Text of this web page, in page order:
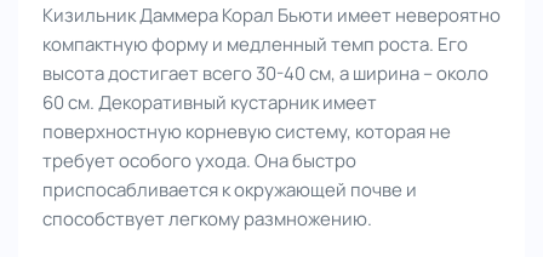
Кизильник Даммера Корал Бьюти имеет невероятно
компактную форму и медленный темп роста. Его
высота достигает всего 30-40 см, а ширина -- около
60 см. Декоративный кустарник имеет
поверхностную корневую систему, которая не
требует особого ухода. Она быстро
приспосабливается к окружающей почве и
способствует легкому размножению.